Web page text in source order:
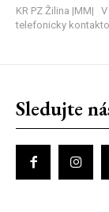
KR PZ Žilina |MM|
telefonicky
Sledujte